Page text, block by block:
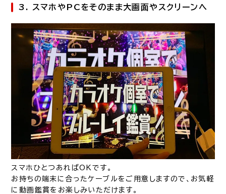
3. スマホやPCをそのまま大画面やスクリーンへ
スマホひとつあればOKです。
お持ちの端末に合ったケーブルをご用意しますので、お気軽
に動画鑑賞をお楽しみいただけます。